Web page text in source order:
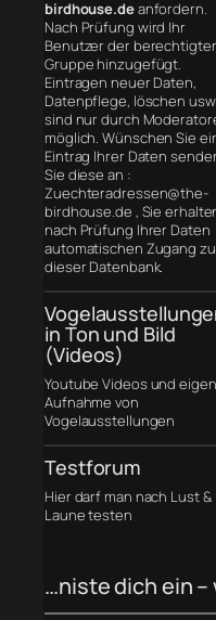
birdhouse.deanfordern.
Nach Prüfung wird Ihr
Benutzer der
Gruppe hinzugefügt.
Eintragen neuer Daten,
Datenpflege, löschen usw.
sind nur durch
möglich. Wünschen Sie
Eintrag Ihrer Daten
Sie diese an :
Zuechteradressen@the-
birdhouse.de , Sie
nach Prüfung Ihrer Daten
automatischen Zugang zu
dieser Datenbank.
in Ton und Bild
(Videos)
Youtube Videos und
Aufnahme von
Vogelausstellungen
Testforum
Hier darf man nach Lust &
Laune testen
…niste dich ein